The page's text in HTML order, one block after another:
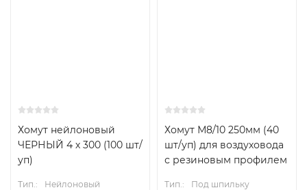
Хомут нейлоновый
ЧЕРНЫЙ 4 х 300 (100 шт/
уп)
Тип.:
Нейлоновый
Хомут М8/10 250мм (40
шт/уп) для воздуховода
с резиновым профилем
Тип.:
Под шпильку